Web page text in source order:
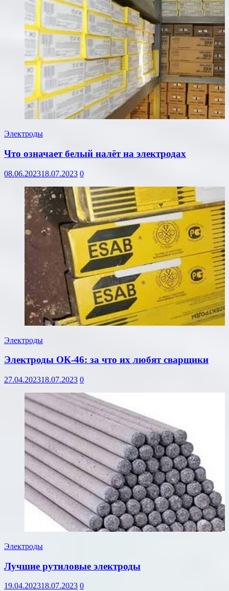
Электроды
Что означает белый налёт на электродах
08.06.202318.07.2023 0
Электроды
Электроды ОК-46: за что их любят сварщики
27.04.202318.07.2023 0
Электроды
Лучшие рутиловые электроды
19.04.202318.07.2023 0